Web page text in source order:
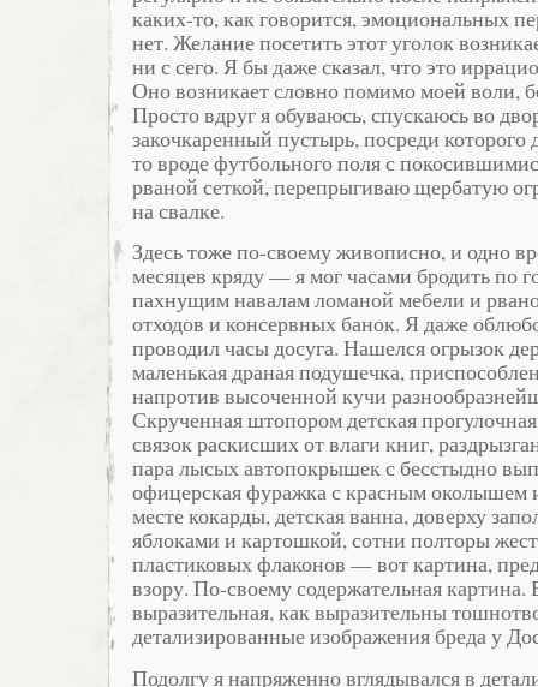
каких-то, как говорится, эмоциональных
нет. Желание посетить этот уголок
ни с сего. Я бы даже сказал, что это
Оно возникает словно помимо моей воли,
Просто вдруг я обуваюсь, спускаюсь во
закочкаренный пустырь, посреди которого
то вроде футбольного поля с
рваной сеткой, перепрыгиваю щербатую
на свалке.
Здесь тоже по-своему живописно, и одно
месяцев кряду — я мог часами бродить по
пахнущим навалам ломаной мебели и
отходов и консервных банок. Я даже
проводил часы досуга. Нашелся огрызок
маленькая драная подушечка,
напротив высоченной кучи
Скрученная штопором детская
связок раскисших от влаги книг,
пара лысых автопокрышек с бесстыдно
офицерская фуражка с красным околышем
месте кокарды, детская ванна, доверху
яблоками и картошкой, сотни полторы
пластиковых флаконов — вот картина,
взору. По-своему содержательная
выразительная, как выразительны
детализированные изображения бреда у
Подолгу я напряженно вглядывался в